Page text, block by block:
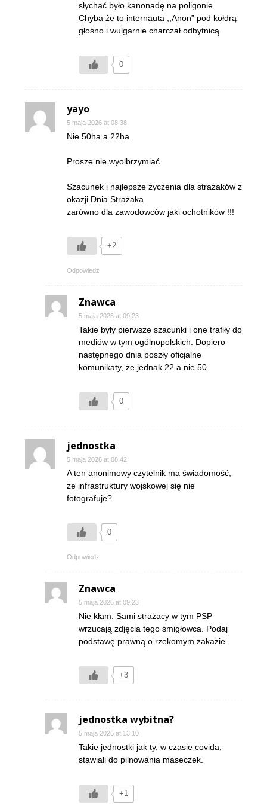
słychać było kanonadę na poligonie.
Chyba że to internauta ,,Anon” pod kołdrą
głośno i wulgarnie charczał odbytnicą.
0
yayo
5 maja 2026 at 08:38
Nie 50ha a 22ha
Prosze nie wyolbrzymiać
Szacunek i najlepsze życzenia dla strażaków z
okazji Dnia Strażaka
zarówno dla zawodowców jaki ochotników !!!
+2
Odpowiedz
Znawca
5 maja 2026 at 09:23
Takie były pierwsze szacunki i one trafiły do
mediów w tym ogólnopolskich. Dopiero
następnego dnia poszły oficjalne
komunikaty, że jednak 22 a nie 50.
0
jednostka
5 maja 2026 at 08:42
A ten anonimowy czytelnik ma świadomość,
że infrastruktury wojskowej się nie
fotografuje?
0
Odpowiedz
Znawca
5 maja 2026 at 09:23
Nie kłam. Sami strażacy w tym PSP
wrzucają zdjęcia tego śmigłowca. Podaj
podstawę prawną o rzekomym zakazie.
+3
jednostka wybitna?
5 maja 2026 at 13:10
Takie jednostki jak ty, w czasie covida,
stawiali do pilnowania maseczek.
+1